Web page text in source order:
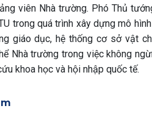
viên Nhà trường. Phó Thủ
trong quá trình xây dựng mô
giáo dục, hệ thống cơ sở vật
Nhà trường trong việc không
khoa học và hội nhập quốc tế.